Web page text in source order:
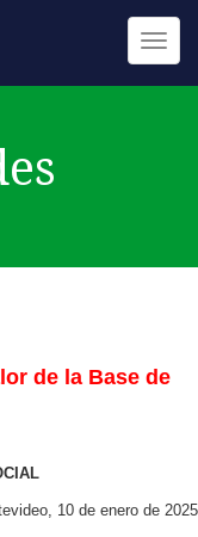
de la Base de
10 de enero de 2025